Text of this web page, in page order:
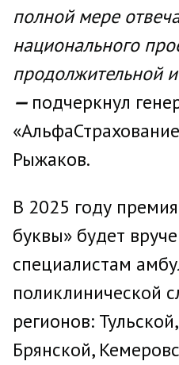
полной мере
национального
продолжительной
— подчеркнул
Рыжаков.
В 2025 году
буквы» будет
специалистам
поликлинической
регионов:
Брянской,